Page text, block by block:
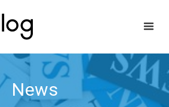
News